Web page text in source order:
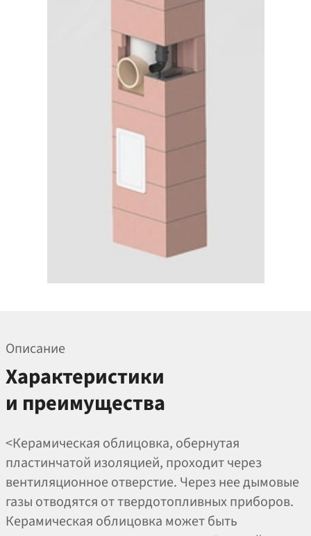
Описание
Характеристики
и преимущества
<Керамическая облицовка, обернутая
пластинчатой изоляцией, проходит через
вентиляционное отверстие. Через нее дымовые
газы отводятся от твердотопливных приборов.
Керамическая облицовка может быть